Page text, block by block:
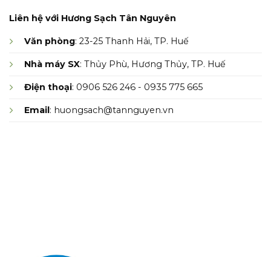
Liên hệ với Hương Sạch Tân Nguyên
Văn phòng: 23-25 Thanh Hải, TP. Huế
Nhà máy SX: Thủy Phù, Hương Thủy, TP. Huế
Điện thoại: 0906 526 246 - 0935 775 665
Email: huongsach@tannguyen.vn